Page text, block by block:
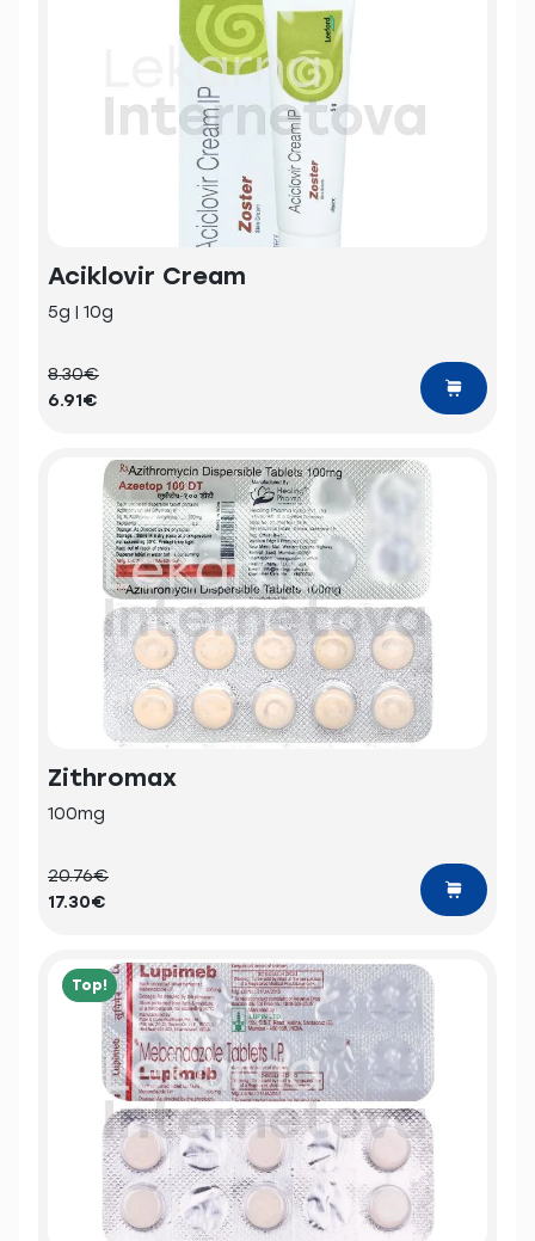
Aciklovir Cream
5g | 10g
8.30€
6.91€
Zithromax
100mg
20.76€
17.30€
Top!